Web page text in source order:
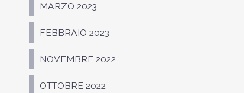
MARZO 2023
FEBBRAIO 2023
NOVEMBRE 2022
OTTOBRE 2022